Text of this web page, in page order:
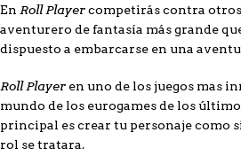
En Roll Playercompetirás contra
aventurero de fantasía más grande
dispuesto a embarcarse en una
Roll Player en uno de los juegos mas
mundo de los eurogames de los
principal es crear tu personaje como
rol se tratara.